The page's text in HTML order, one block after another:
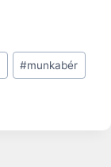
#munkabér